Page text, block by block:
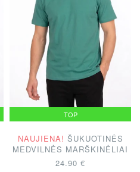
TOP
NAUJIENA! ŠUKUOTINĖS
MEDVILNĖS MARŠKINĖLIAI
24.90 €